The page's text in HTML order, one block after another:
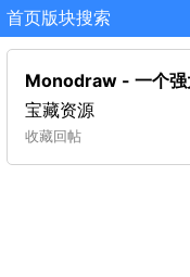
首页版块搜索
Monodraw - 一个强
宝藏资源
收藏回帖